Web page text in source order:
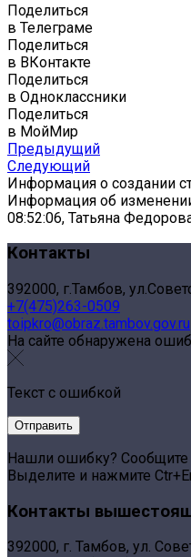
Поделиться
в Телеграме
Поделиться
в ВКонтакте
Поделиться
в Одноклассники
Поделиться
в МойМир
Предыдущий
Следующий
Информация о создании
Информация об
08:52:06, Татьяна
Контакты
392000, г.Тамбов,
+7(475)263-0509
toipkro@obraz.tambov.gov.ru
На сайте обнаружена
Текст с ошибкой
Нашли ошибку? Сообщите
Выделите и нажмите
Контакты
392000, г. Тамбов, ул.